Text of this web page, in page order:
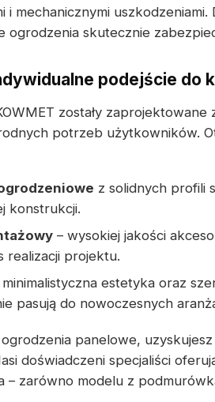
i mechanicznymi
ogrodzenia skutecznie
podejście do
zostały zaprojektowane
potrzeb użytkowników.
z solidnych profili
konstrukcji.
– wysokiej jakości
realizacji projektu.
minimalistyczna estetyka oraz
pasują do nowoczesnych
panelowe, uzyskujesz
doświadczeni specjaliści
– zarówno modelu z